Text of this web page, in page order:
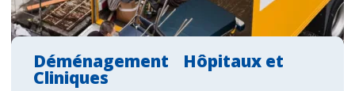
Déménagement Hôpitaux et
Cliniques